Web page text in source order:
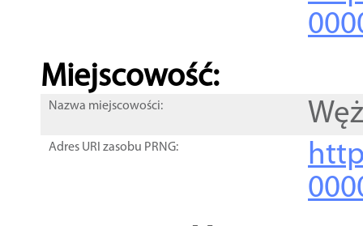
Miejscowość:
Nazwa miejscowości:
Adres URI zasobu PRNG: